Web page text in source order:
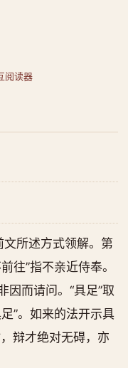
阅读器
所述方式领解。第
往”指不亲近侍奉。
因而请问。“具足”取
”。如来的法开示具
辩才绝对无碍，亦